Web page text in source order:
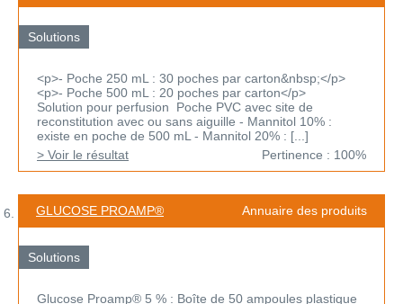
Solutions
<p>- Poche 250 mL : 30 poches par carton&nbsp;</p>
<p>- Poche 500 mL : 20 poches par carton</p>
Solution pour perfusion Poche PVC avec site de
reconstitution avec ou sans aiguille - Mannitol 10% :
existe en poche de 500 mL - Mannitol 20% : [...]
> Voir le résultat
Pertinence : 100%
GLUCOSE PROAMP® Annuaire des produits
Solutions
Glucose Proamp® 5 % : Boîte de 50 ampoules plastique